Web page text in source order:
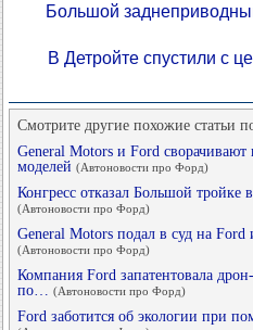
Большой
В Детройте спустили с
Смотрите другие похожие статьи
General Motors и Ford сворачивают
моделей (Автоновости про Форд)
Конгресс отказал Большой
(Автоновости про Форд)
General Motors подал в суд на Ford
(Автоновости про Форд)
Компания Ford запатентовала
по…
(Автоновости про Форд)
Ford заботится об экологии при